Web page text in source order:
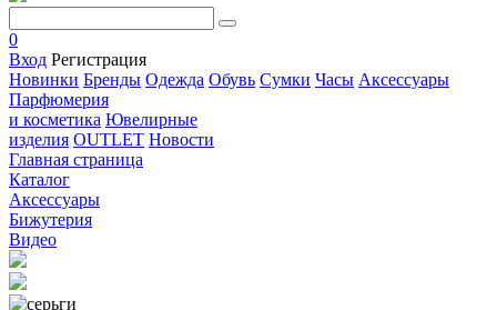
0
Вход Регистрация
Новинки Бренды Одежда Обувь Сумки Часы Аксессуары
Парфюмерия
и косметика Ювелирные
изделия OUTLET Новости
Главная страница
Каталог
Аксессуары
Бижутерия
Видео